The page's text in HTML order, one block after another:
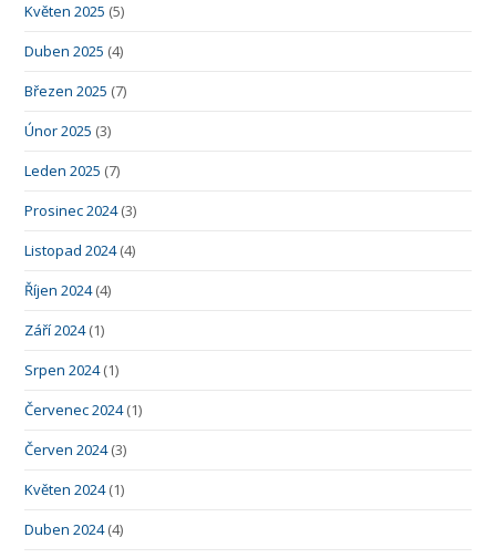
Květen 2025 (5)
Duben 2025 (4)
Březen 2025 (7)
Únor 2025 (3)
Leden 2025 (7)
Prosinec 2024(3)
Listopad 2024(4)
Říjen 2024(4)
Září 2024(1)
Srpen 2024(1)
Červenec 2024(1)
Červen 2024(3)
Květen 2024(1)
Duben 2024(4)